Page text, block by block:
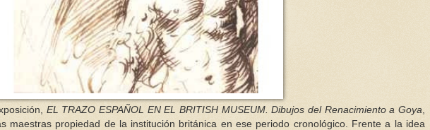
EL TRAZO ESPAÑOL EN EL BRITISH MUSEUM. Dibujos del Renacimiento a Goya
maestras propiedad de la institución británica en ese periodo cronológico. Frente a la idea